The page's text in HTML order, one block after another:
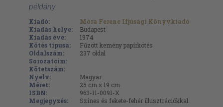
példány
Kiadó:
Móra Ferenc Ifjúsági Könyvkiadó
Kiadás helye:
Budapest
Kiadás éve:
1974
Kötés típusa:
Fűzött kemény papírkötés
Oldalszám:
237 oldal
Sorozatcím:
Kötetszám:
Nyelv:
Magyar
Méret:
25 cm x 19 cm
ISBN:
963-11-0091-X
Megjegyzés:
Színes és fekete-fehér illusztrációkkal.